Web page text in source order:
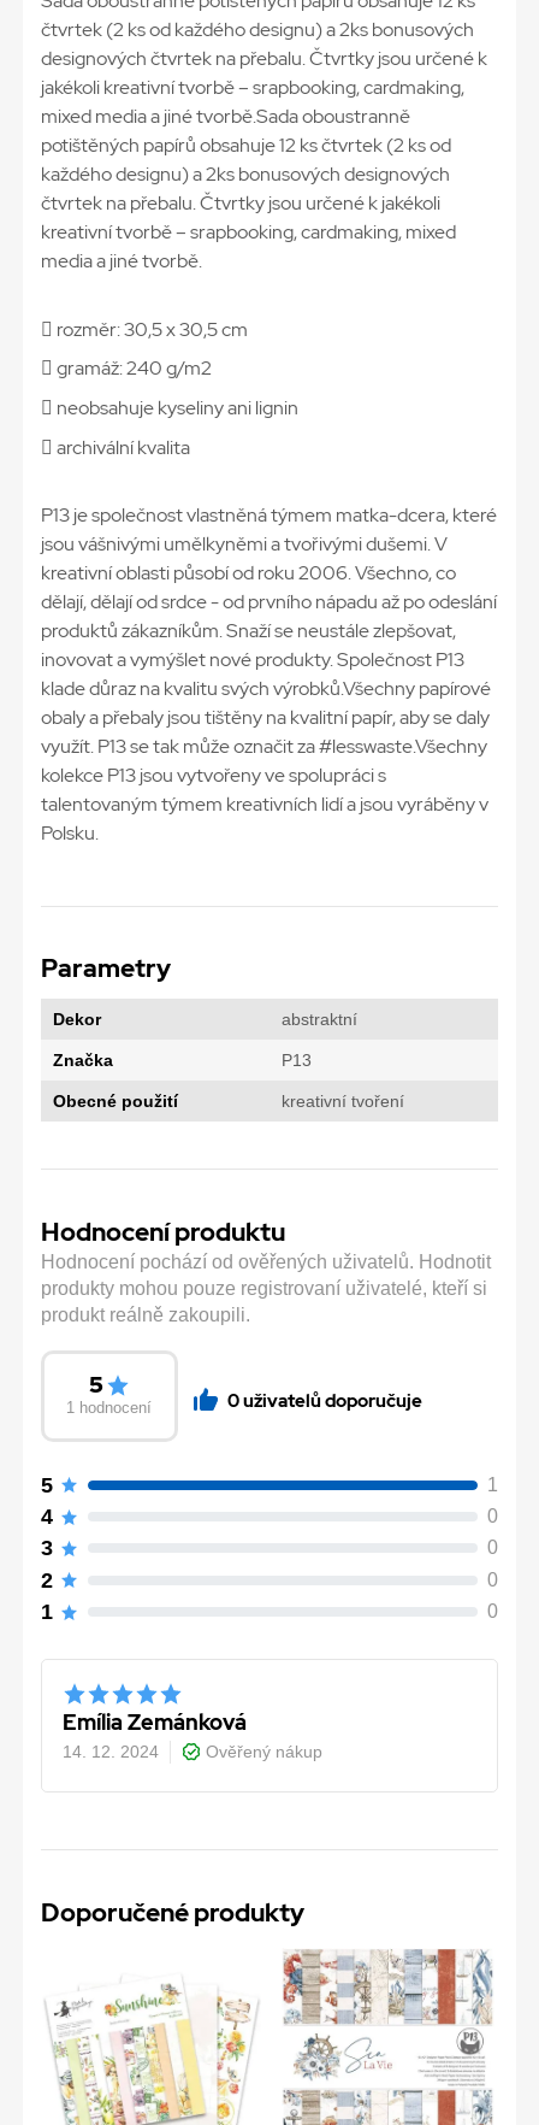
čtvrtek (2 ks od každého designu) a 2ks bonusových
designových čtvrtek na přebalu. Čtvrtky jsou určené k
jakékoli kreativní tvorbě – srapbooking, cardmaking,
mixed media a jiné tvorbě.Sada oboustranně
potištěných papírů obsahuje 12 ks čtvrtek (2 ks od
každého designu) a 2ks bonusových designových
čtvrtek na přebalu. Čtvrtky jsou určené k jakékoli
kreativní tvorbě – srapbooking, cardmaking, mixed
media a jiné tvorbě.
 rozměr: 30,5 x 30,5 cm
 gramáž: 240 g/m2
 neobsahuje kyseliny ani lignin
 archivální kvalita
P13 je společnost vlastněná týmem matka-dcera, které
jsou vášnivými umělkyněmi a tvořivými dušemi. V
kreativní oblasti působí od roku 2006. Všechno, co
dělají, dělají od srdce - od prvního nápadu až po odeslání
produktů zákazníkům. Snaží se neustále zlepšovat,
inovovat a vymýšlet nové produkty. Společnost P13
klade důraz na kvalitu svých výrobků.Všechny papírové
obaly a přebaly jsou tištěny na kvalitní papír, aby se daly
využít. P13 se tak může označit za #lesswaste.Všechny
kolekce P13 jsou vytvořeny ve spolupráci s
talentovaným týmem kreativních lidí a jsou vyráběny v
Polsku.
Parametry
Dekor abstraktní
Značka P13
Obecné použití kreativní tvoření
Hodnocení produktu
Hodnocení pochází od ověřených uživatelů. Hodnotit
produkty mohou pouze registrovaní uživatelé, kteří si
produkt reálně zakoupili.
5
1 hodnocení 0 uživatelů doporučuje
5 1
4 0
3 0
2 0
1 0
Emília Zemánková
14. 12. 2024 Ověřený nákup
Doporučené produkty